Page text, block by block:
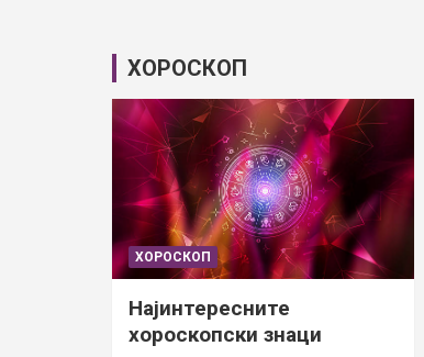
ХОРОСКОП
ХОРОСКОП
Најинтересните
хороскопски знаци